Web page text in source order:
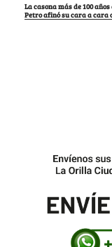
La casona más de 100
Petro afinó su cara a cara